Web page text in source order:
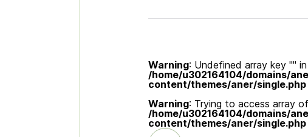
Warning: Undefined array key "" in
/home/u302164104/domains/
content/themes/aner/single.php
Warning: Trying to access array
/home/u302164104/domains/
content/themes/aner/single.php